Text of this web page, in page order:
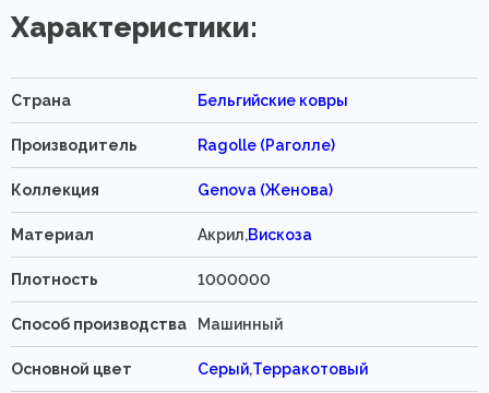
Характеристики:
Страна Бельгийские ковры
Производитель Ragolle (Раголле)
Коллекция Genova (Женова)
Материал Акрил,Вискоза
Плотность 1000000
Способ производства Машинный
Основной цвет Серый,Терракотовый